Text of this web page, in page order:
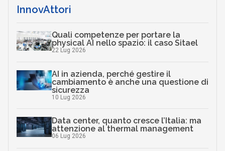
InnovAttori
Quali competenze per portare la
physical AI nello spazio: il caso Sitael
22 Lug 2026
AI in azienda, perché gestire il
cambiamento è anche una questione di
sicurezza
10 Lug 2026
Data center, quanto cresce l’Italia: ma
attenzione al thermal management
06 Lug 2026